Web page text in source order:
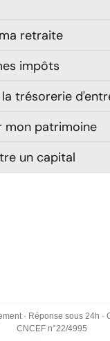
· Réponse sous 24h ·
CNCEF n°22/4995